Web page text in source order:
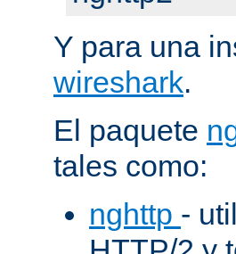
Y para una
wireshark.
El paquete
tales como:
nghttp -